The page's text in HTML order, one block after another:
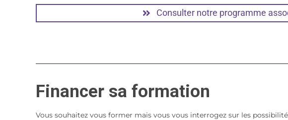
Consulter notre programme
Financer sa formation
Vous souhaitez vous former mais vous vous interrogez sur les